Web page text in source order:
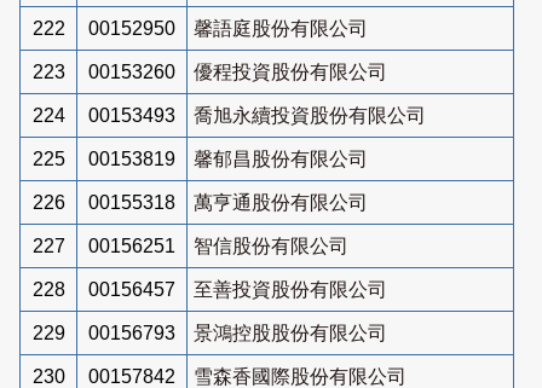
222 00152950 馨語庭股份有限公司
223 00153260 優程投資股份有限公司
224 00153493 喬旭永續投資股份有限公司
225 00153819 馨郁昌股份有限公司
226 00155318 萬亨通股份有限公司
227 00156251 智信股份有限公司
228 00156457 至善投資股份有限公司
229 00156793 景鴻控股股份有限公司
230 00157842 雪森香國際股份有限公司